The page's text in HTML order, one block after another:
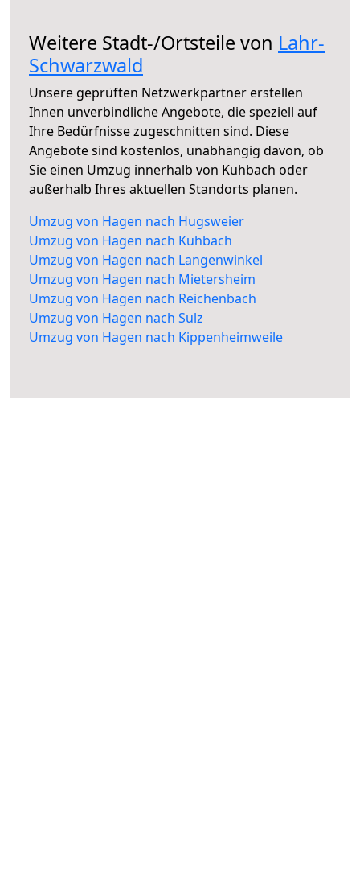
Weitere Stadt-/Ortsteile von Lahr-
Schwarzwald
Unsere geprüften Netzwerkpartner erstellen
Ihnen unverbindliche Angebote, die speziell auf
Ihre Bedürfnisse zugeschnitten sind. Diese
Angebote sind kostenlos, unabhängig davon, ob
Sie einen Umzug innerhalb von Kuhbach oder
außerhalb Ihres aktuellen Standorts planen.
Umzug von Hagen nach Hugsweier
Umzug von Hagen nach Kuhbach
Umzug von Hagen nach Langenwinkel
Umzug von Hagen nach Mietersheim
Umzug von Hagen nach Reichenbach
Umzug von Hagen nach Sulz
Umzug von Hagen nach Kippenheimweile